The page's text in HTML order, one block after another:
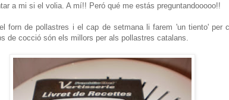
a mi si el volia. A mí!! Peró qué me estás preguntandooooo!!
forn de pollastres i el cap de setmana li farem 'un tiento' per
de cocció són els millors per als pollastres catalans.